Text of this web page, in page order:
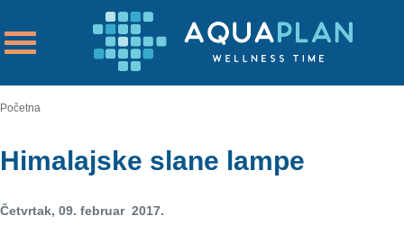
Početna
Himalajske slane lampe
Četvrtak, 09. februar 2017.